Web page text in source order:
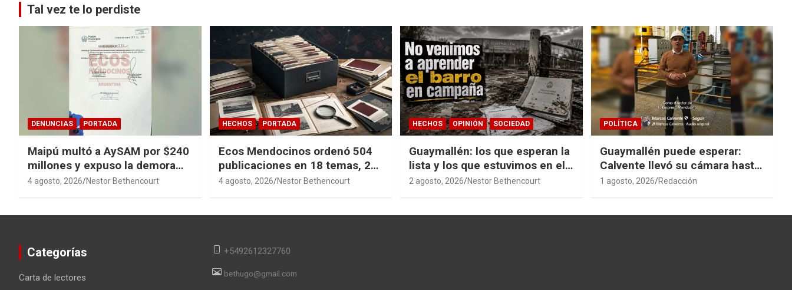
Tal vez te lo perdiste
DENUNCIAS PORTADA
Maipú multó a AySAM por $240
millones y expuso la demora
cloacal en Guaymallén
4 agosto, 2026 Nestor Bethencourt
HECHOS PORTADA
Ecos Mendocinos ordenó 504
publicaciones en 18 temas, 27
sagas y 14 índices para
4 agosto, 2026 Nestor Bethencourt
HECHOS OPINIÓN SOCIEDAD
Guaymallén: los que esperan la
lista y los que estuvimos en el
barro
2 agosto, 2026 Nestor Bethencourt
POLÍTICA
Guaymallén puede esperar:
Calvente llevó su cámara hasta
San Rafael
1 agosto, 2026 Redacción
Categorías
Carta de lectores
+5492612327760
bethugo@gmail.com